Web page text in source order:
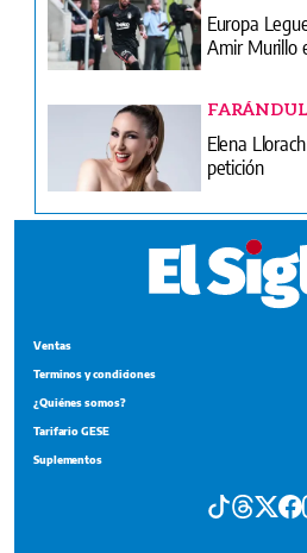
Europa
Amir Murillo
Elena
petición
Ventas
Terminos y condiciones
¿Quiénes somos?
Tarifario GESE
Suplementos